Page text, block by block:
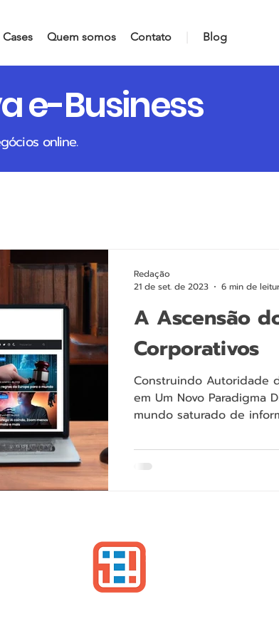
Cases Quem somos Contato Blog
e-Business
online.
A Ascensão
Corporativos
Construindo Autoridade
em Um Novo Paradigma
mundo saturado de
Redação
21 de set. de 2023
6 min de